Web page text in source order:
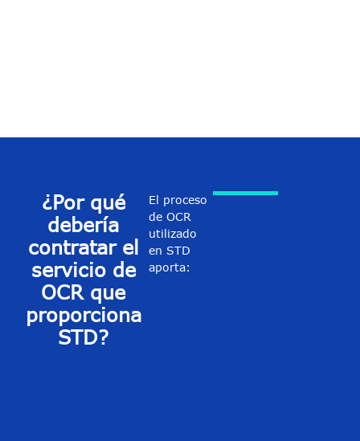
¿Por qué
debería
contratar el
servicio de
OCR que
proporciona
STD?
El proceso
de OCR
utilizado
en STD
aporta: